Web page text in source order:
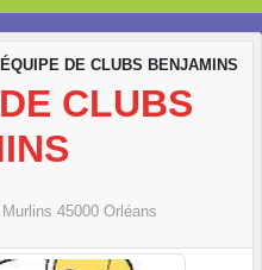
ÉQUIPE DE CLUBS BENJAMINS
CLUBS
45000 Orléans